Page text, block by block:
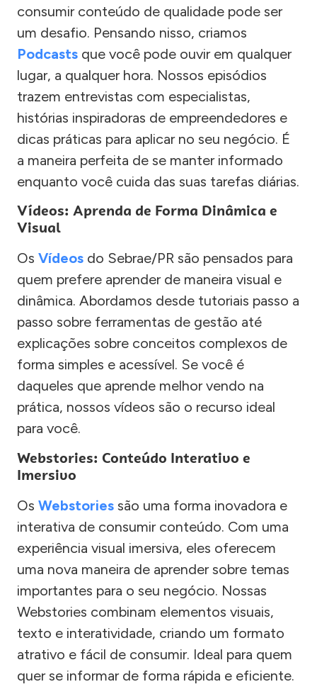
consumir conteúdo de qualidade pode ser
um desafio. Pensando nisso, criamos
Podcasts que você pode ouvir em qualquer
lugar, a qualquer hora. Nossos episódios
trazem entrevistas com especialistas,
histórias inspiradoras de empreendedores e
dicas práticas para aplicar no seu negócio. É
a maneira perfeita de se manter informado
enquanto você cuida das suas tarefas diárias.
Vídeos: Aprenda de Forma Dinâmica e
Visual
Os Vídeos do Sebrae/PR são pensados para
quem prefere aprender de maneira visual e
dinâmica. Abordamos desde tutoriais passo a
passo sobre ferramentas de gestão até
explicações sobre conceitos complexos de
forma simples e acessível. Se você é
daqueles que aprende melhor vendo na
prática, nossos vídeos são o recurso ideal
para você.
Webstories: Conteúdo Interativo e
Imersivo
Os Webstories são uma forma inovadora e
interativa de consumir conteúdo. Com uma
experiência visual imersiva, eles oferecem
uma nova maneira de aprender sobre temas
importantes para o seu negócio. Nossas
Webstories combinam elementos visuais,
texto e interatividade, criando um formato
atrativo e fácil de consumir. Ideal para quem
quer se informar de forma rápida e eficiente.